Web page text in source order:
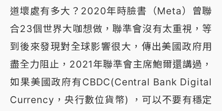
道壞處有多大？2020年時臉書（Meta）曾聯
合23個世界大咖想做，聯準會沒有太重視，等
到後來發現對全球影響很大，傳出美國政府用
盡全力阻止，2021年聯準會主席鮑爾還講過，
如果美國政府有CBDC(Central Bank Digital
Currency，央行數位貨幣) ，可以不要有穩定